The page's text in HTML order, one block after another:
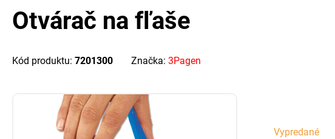
Otvárač na fľaše
Kód produktu: 7201300 Značka: 3Pagen
Vypredané